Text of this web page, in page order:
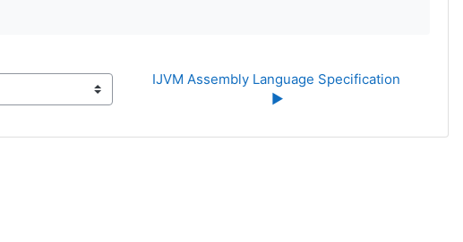
IJVM Assembly Language Specification
▶︎